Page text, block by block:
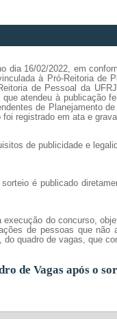
dia 16/02/2022, em
à Pró-Reitoria de
de Pessoal da
atendeu à publicação
de Planejamento
registrado em ata e
de publicidade e
é publicado
execução do concurso,
de pessoas que não
quadro de vagas, que
de Vagas após o